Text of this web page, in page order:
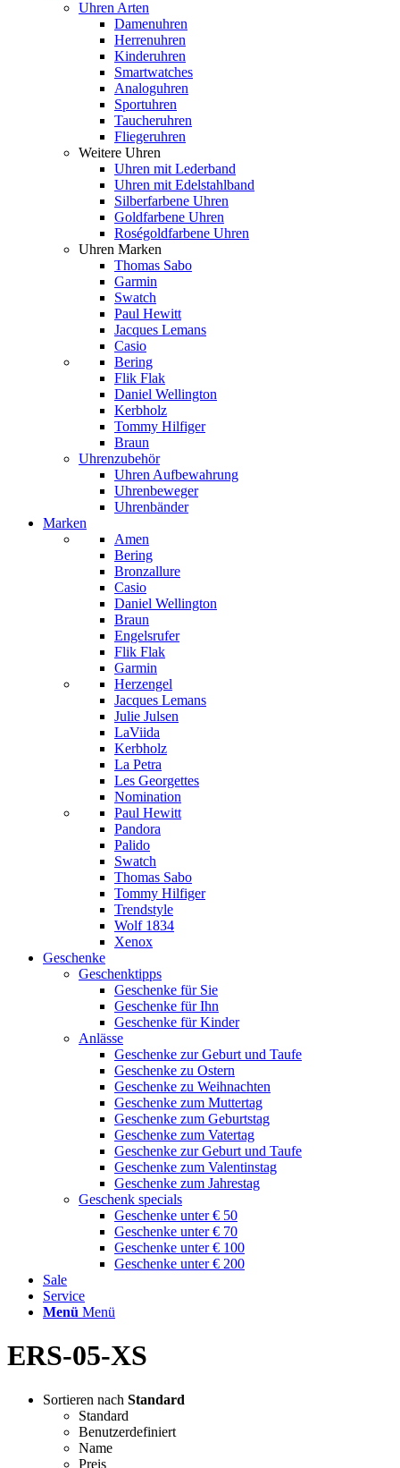
Uhren Arten
Damenuhren
Herrenuhren
Kinderuhren
Smartwatches
Analoguhren
Sportuhren
Taucheruhren
Fliegeruhren
Weitere Uhren
Uhren mit Lederband
Uhren mit Edelstahlband
Silberfarbene Uhren
Goldfarbene Uhren
Roségoldfarbene Uhren
Uhren Marken
Thomas Sabo
Garmin
Swatch
Paul Hewitt
Jacques Lemans
Casio
Bering
Flik Flak
Daniel Wellington
Kerbholz
Tommy Hilfiger
Braun
Uhrenzubehör
Uhren Aufbewahrung
Uhrenbeweger
Uhrenbänder
Marken
Amen
Bering
Bronzallure
Casio
Daniel Wellington
Braun
Engelsrufer
Flik Flak
Garmin
Herzengel
Jacques Lemans
Julie Julsen
LaViida
Kerbholz
La Petra
Les Georgettes
Nomination
Paul Hewitt
Pandora
Palido
Swatch
Thomas Sabo
Tommy Hilfiger
Trendstyle
Wolf 1834
Xenox
Geschenke
Geschenktipps
Geschenke für Sie
Geschenke für Ihn
Geschenke für Kinder
Anlässe
Geschenke zur Geburt und Taufe
Geschenke zu Ostern
Geschenke zu Weihnachten
Geschenke zum Muttertag
Geschenke zum Geburtstag
Geschenke zum Vatertag
Geschenke zur Geburt und Taufe
Geschenke zum Valentinstag
Geschenke zum Jahrestag
Geschenk specials
Geschenke unter € 50
Geschenke unter € 70
Geschenke unter € 100
Geschenke unter € 200
Sale
Service
Menü Menü
ERS-05-XS
Sortieren nach Standard
Standard
Benutzerdefiniert
Name
Preis